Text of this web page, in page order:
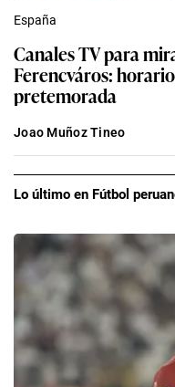
España
Canales TV para
Ferencváros:
pretemorada
Joao Muñoz Tineo
Lo último en Fútbol